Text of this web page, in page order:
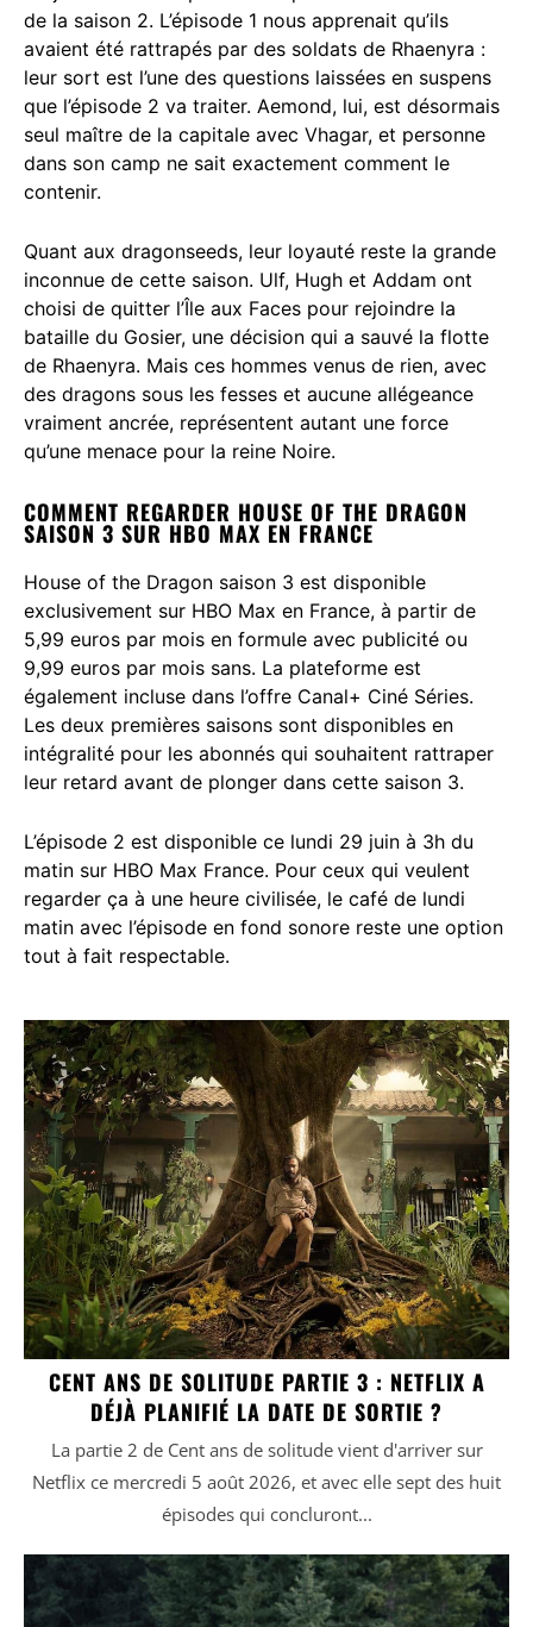
de la saison 2. L’épisode 1 nous apprenait qu’ils
avaient été rattrapés par des soldats de Rhaenyra :
leur sort est l’une des questions laissées en suspens
que l’épisode 2 va traiter. Aemond, lui, est désormais
seul maître de la capitale avec Vhagar, et personne
dans son camp ne sait exactement comment le
contenir.
Quant aux dragonseeds, leur loyauté reste la grande
inconnue de cette saison. Ulf, Hugh et Addam ont
choisi de quitter l’Île aux Faces pour rejoindre la
bataille du Gosier, une décision qui a sauvé la flotte
de Rhaenyra. Mais ces hommes venus de rien, avec
des dragons sous les fesses et aucune allégeance
vraiment ancrée, représentent autant une force
qu’une menace pour la reine Noire.
COMMENT REGARDER HOUSE OF THE DRAGON
SAISON 3 SUR HBO MAX EN FRANCE
House of the Dragon saison 3 est disponible
exclusivement sur HBO Max en France, à partir de
5,99 euros par mois en formule avec publicité ou
9,99 euros par mois sans. La plateforme est
également incluse dans l’offre Canal+ Ciné Séries.
Les deux premières saisons sont disponibles en
intégralité pour les abonnés qui souhaitent rattraper
leur retard avant de plonger dans cette saison 3.
L’épisode 2 est disponible ce lundi 29 juin à 3h du
matin sur HBO Max France. Pour ceux qui veulent
regarder ça à une heure civilisée, le café de lundi
matin avec l’épisode en fond sonore reste une option
tout à fait respectable.
CENT ANS DE SOLITUDE PARTIE 3 : NETFLIX A
DÉJÀ PLANIFIÉ LA DATE DE SORTIE ?
La partie 2 de Cent ans de solitude vient d'arriver sur
Netflix ce mercredi 5 août 2026, et avec elle sept des huit
épisodes qui concluront...